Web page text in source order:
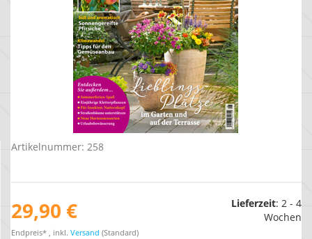
Artikelnummer: 258
29,90 €
Endpreis* , inkl. Versand (Standard)
Lieferzeit: 2 - 4
Wochen